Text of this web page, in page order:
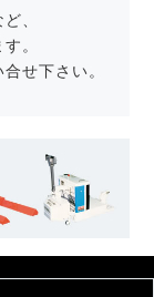
、
。
せ下さい。